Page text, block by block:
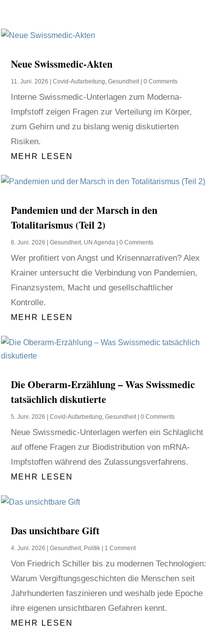
Neue Swissmedic-Akten
11. Juni. 2026 |Covid-Aufarbeitung ,Gesundheit | 0 Comments
Interne Swissmedic-Unterlagen zum Moderna-
Impfstoff zeigen Fragen zur Verteilung im Körper,
zum Gehirn und zu bislang wenig diskutierten
Risiken.
MEHR LESEN
Pandemien und der Marsch in den
Totalitarismus (Teil 2)
8. Juni. 2026 |Gesundheit UN Agenda | 0 Comments
Wer profitiert von Angst und Krisennarrativen? Alex
Krainer untersucht die Verbindung von Pandemien,
Finanzsystem, Macht und gesellschaftlicher
Kontrolle.
MEHR LESEN
Die Oberarm-Erzählung – Was Swissmedic
tatsächlich diskutierte
5. Juni. 2026 |Covid-Aufarbeitung ,Gesundheit | 0 Comments
Neue Swissmedic-Unterlagen werfen ein Schlaglicht
auf offene Fragen zur Biodistribution von mRNA-
Impfstoffen während des Zulassungsverfahrens.
MEHR LESEN
Das unsichtbare Gift
4. Juni. 2026 |Gesundheit Politik | 1 Comment
Von Friedrich Schiller bis zu modernen Technologien:
Warum Vergiftungsgeschichten die Menschen seit
Jahrhunderten faszinieren und weshalb jede Epoche
ihre eigenen unsichtbaren Gefahren kennt.
MEHR LESEN